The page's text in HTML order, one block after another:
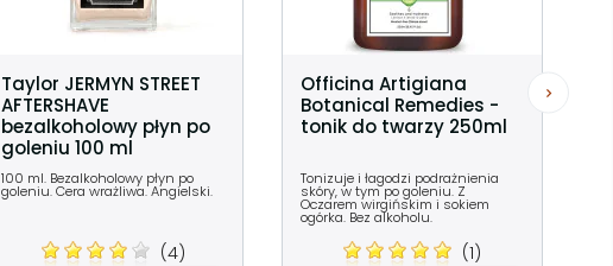
Taylor JERMYN STREET
AFTERSHAVE
bezalkoholowy płyn po
goleniu 100 ml
100 ml. Bezalkoholowy płyn po
goleniu. Cera wrażliwa. Angielski.
(4)
Officina Artigiana
Botanical Remedies -
tonik do twarzy 250ml
Tonizuje i łagodzi podrażnienia
skóry, w tym po goleniu. Z
Oczarem wirgińskim i sokiem
ogórka. Bez alkoholu.
(1)